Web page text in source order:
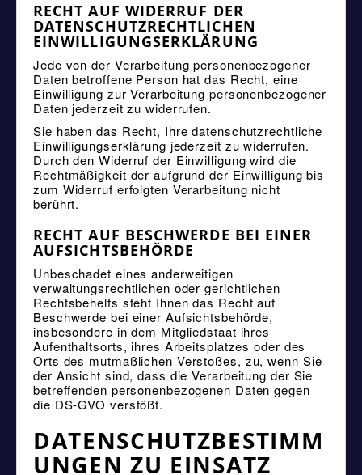
RECHT AUF WIDERRUF DER
DATENSCHUTZRECHTLICHEN
EINWILLIGUNGSERKLÄRUNG
Jede von der Verarbeitung personenbezogener
Daten betroffene Person hat das Recht, eine
Einwilligung zur Verarbeitung personenbezogener
Daten jederzeit zu widerrufen.
Sie haben das Recht, Ihre datenschutzrechtliche
Einwilligungserklärung jederzeit zu widerrufen.
Durch den Widerruf der Einwilligung wird die
Rechtmäßigkeit der aufgrund der Einwilligung bis
zum Widerruf erfolgten Verarbeitung nicht
berührt.
RECHT AUF BESCHWERDE BEI EINER
AUFSICHTSBEHÖRDE
Unbeschadet eines anderweitigen
verwaltungsrechtlichen oder gerichtlichen
Rechtsbehelfs steht Ihnen das Recht auf
Beschwerde bei einer Aufsichtsbehörde,
insbesondere in dem Mitgliedstaat ihres
Aufenthaltsorts, ihres Arbeitsplatzes oder des
Orts des mutmaßlichen Verstoßes, zu, wenn Sie
der Ansicht sind, dass die Verarbeitung der Sie
betreffenden personenbezogenen Daten gegen
die DS-GVO verstößt.
DATENSCHUTZBESTIMM
UNGEN ZU EINSATZ